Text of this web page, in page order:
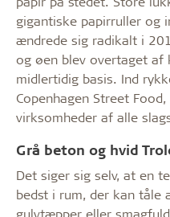
gigantiske papirruller og
ændrede sig radikalt i
og øen blev overtaget
midlertidig basis. Ind
Copenhagen Street
virksomheder af alle
Grå beton og hvid
Det siger sig selv, at en
bedst i rum, der kan tåle
gulvtæpper eller